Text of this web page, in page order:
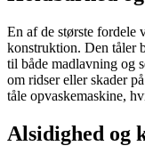
En af de største fordele
konstruktion. Den tåler
til både madlavning og
om ridser eller skader
tåle opvaskemaskine,
Alsidighed og